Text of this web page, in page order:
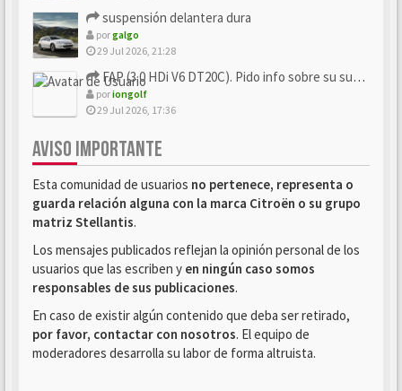
suspensión delantera dura
porgalgo
29 Jul 2026, 21:28
FAP (3.0 HDi V6 DT20C). Pido info sobre su sustitución
poriongolf
29 Jul 2026, 17:36
AVISO IMPORTANTE
Esta comunidad de usuarios no pertenece, representa o
guarda relación alguna con la marca Citroën o su grupo
matriz Stellantis.
Los mensajes publicados reflejan la opinión personal de los
usuarios que las escriben y en ningún caso somos
responsables de sus publicaciones.
En caso de existir algún contenido que deba ser retirado,
por favor, contactar con nosotros. El equipo de
moderadores desarrolla su labor de forma altruista.